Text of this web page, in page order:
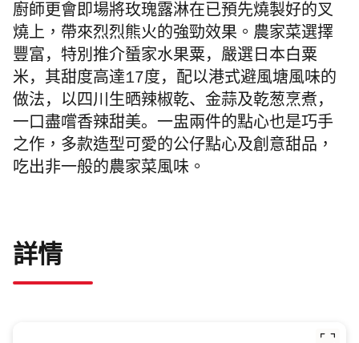
廚師更會即場將玫瑰露淋在已預先燒製好的叉
燒上， 帶來烈烈熊火的強勁效果。 農家菜選擇
豐富，特別推介蜑家水果粟，嚴選日本白粟
米，其甜度高達17 度，配以港式避風塘風味的
做法，以四川生晒辣椒乾、 金蒜及乾葱烹煮，
一口盡嚐香辣甜美。 一盅兩件的點心也是巧手
之作，多款造型可愛的公仔點心及創意甜品，
吃出非一般的農家菜風味。
詳情